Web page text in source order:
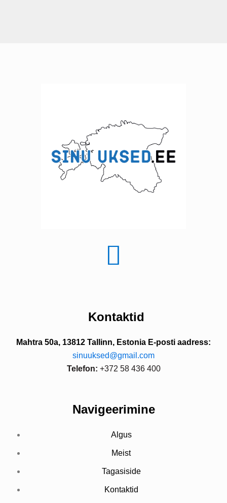
Kontaktid
Mahtra 50a, 13812 Tallinn, Estonia E-posti aadress:
sinuuksed@gmail.com
Telefon: +372 58 436 400
Navigeerimine
Algus
Meist
Tagasiside
Kontaktid